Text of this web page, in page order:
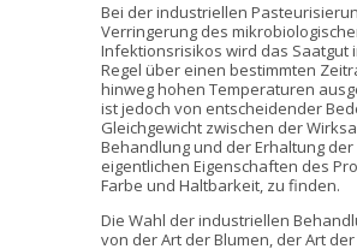
Bei der industriellen
Verringerung des
Infektionsrisikos wird das Saatgut
Regel über einen bestimmten
hinweg hohen Temperaturen
ist jedoch von entscheidender
Gleichgewicht zwischen der
Behandlung und der Erhaltung der
eigentlichen Eigenschaften des
Farbe und Haltbarkeit, zu finden.
Die Wahl der industriellen
von der Art der Blumen, der Art der